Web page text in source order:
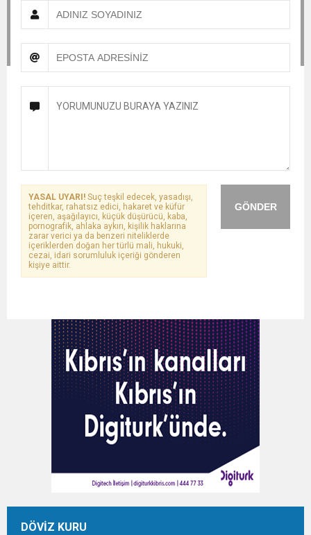
GÖNDER
YASAL UYARI! Suç teşkil edecek, yasadışı,
tehditkar, rahatsız edici, hakaret ve küfür
içeren, aşağılayıcı, küçük düşürücü, kaba,
pornografik, ahlaka aykırı, kişilik haklarına
zarar verici ya da benzeri niteliklerde
içeriklerden doğan her türlü mali, hukuki,
cezai, idari sorumluluk içeriği gönderen
kişiye aittir.
DÖVİZ KURU